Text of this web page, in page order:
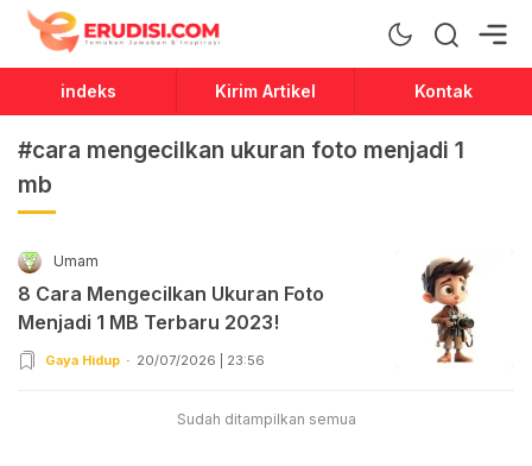
Erudisi
Temukan Jawaban dan Inspirasi
indeks Kirim Artikel Kontak
#cara mengecilkan ukuran foto menjadi 1
mb
Umam
8 Cara Mengecilkan Ukuran Foto
Menjadi 1 MB Terbaru 2023!
Gaya Hidup 20/07/2026 | 23:56
Sudah ditampilkan semua